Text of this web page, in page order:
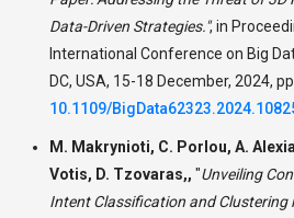
Data-Driven Strategies.",in
International Conference on Big
DC, USA, 15-18 December, 2024,
10.1109/
M. Makrynioti, C. Porlou, A.
Votis, D. Tzovaras,, "Unveiling
Intent Classification and Clustering